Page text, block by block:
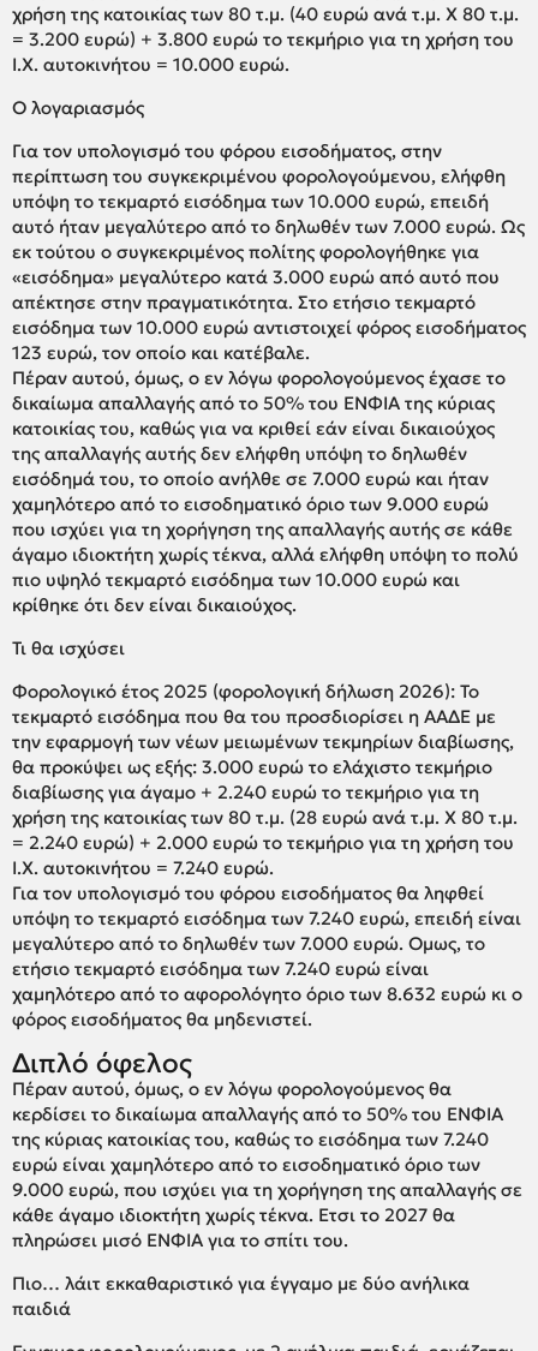
χρήση της κατοικίας των 80 τ.μ. (40 ευρώ ανά τ.μ. Χ 80 τ.μ.
= 3.200 ευρώ) + 3.800 ευρώ το τεκμήριο για τη χρήση του
Ι.Χ. αυτοκινήτου = 10.000 ευρώ.
Ο λογαριασμός
Για τον υπολογισμό του φόρου εισοδήματος, στην
περίπτωση του συγκεκριμένου φορολογούμενου, ελήφθη
υπόψη το τεκμαρτό εισόδημα των 10.000 ευρώ, επειδή
αυτό ήταν μεγαλύτερο από το δηλωθέν των 7.000 ευρώ. Ως
εκ τούτου ο συγκεκριμένος πολίτης φορολογήθηκε για
«εισόδημα» μεγαλύτερο κατά 3.000 ευρώ από αυτό που
απέκτησε στην πραγματικότητα. Στο ετήσιο τεκμαρτό
εισόδημα των 10.000 ευρώ αντιστοιχεί φόρος εισοδήματος
123 ευρώ, τον οποίο και κατέβαλε.
Πέραν αυτού, όμως, ο εν λόγω φορολογούμενος έχασε το
δικαίωμα απαλλαγής από το 50% του ΕΝΦΙΑ της κύριας
κατοικίας του, καθώς για να κριθεί εάν είναι δικαιούχος
της απαλλαγής αυτής δεν ελήφθη υπόψη το δηλωθέν
εισόδημά του, το οποίο ανήλθε σε 7.000 ευρώ και ήταν
χαμηλότερο από το εισοδηματικό όριο των 9.000 ευρώ
που ισχύει για τη χορήγηση της απαλλαγής αυτής σε κάθε
άγαμο ιδιοκτήτη χωρίς τέκνα, αλλά ελήφθη υπόψη το πολύ
πιο υψηλό τεκμαρτό εισόδημα των 10.000 ευρώ και
κρίθηκε ότι δεν είναι δικαιούχος.
Τι θα ισχύσει
Φορολογικό έτος 2025 (φορολογική δήλωση 2026): Το
τεκμαρτό εισόδημα που θα του προσδιορίσει η ΑΑΔΕ με
την εφαρμογή των νέων μειωμένων τεκμηρίων διαβίωσης,
θα προκύψει ως εξής: 3.000 ευρώ το ελάχιστο τεκμήριο
διαβίωσης για άγαμο + 2.240 ευρώ το τεκμήριο για τη
χρήση της κατοικίας των 80 τ.μ. (28 ευρώ ανά τ.μ. Χ 80 τ.μ.
= 2.240 ευρώ) + 2.000 ευρώ το τεκμήριο για τη χρήση του
Ι.Χ. αυτοκινήτου = 7.240 ευρώ.
Για τον υπολογισμό του φόρου εισοδήματος θα ληφθεί
υπόψη το τεκμαρτό εισόδημα των 7.240 ευρώ, επειδή είναι
μεγαλύτερο από το δηλωθέν των 7.000 ευρώ. Ομως, το
ετήσιο τεκμαρτό εισόδημα των 7.240 ευρώ είναι
χαμηλότερο από το αφορολόγητο όριο των 8.632 ευρώ κι ο
φόρος εισοδήματος θα μηδενιστεί.
Διπλό όφελος
Πέραν αυτού, όμως, ο εν λόγω φορολογούμενος θα
κερδίσει το δικαίωμα απαλλαγής από το 50% του ΕΝΦΙΑ
της κύριας κατοικίας του, καθώς το εισόδημα των 7.240
ευρώ είναι χαμηλότερο από το εισοδηματικό όριο των
9.000 ευρώ, που ισχύει για τη χορήγηση της απαλλαγής σε
κάθε άγαμο ιδιοκτήτη χωρίς τέκνα. Ετσι το 2027 θα
πληρώσει μισό ΕΝΦΙΑ για το σπίτι του.
Πιο… λάιτ εκκαθαριστικό για έγγαμο με δύο ανήλικα
παιδιά